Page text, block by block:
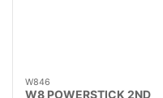
W846
W8 POWERSTICK 2ND